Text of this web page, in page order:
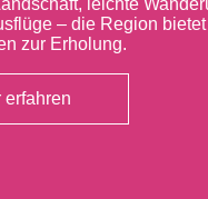
– die Region
zur Erholung.
erfahren